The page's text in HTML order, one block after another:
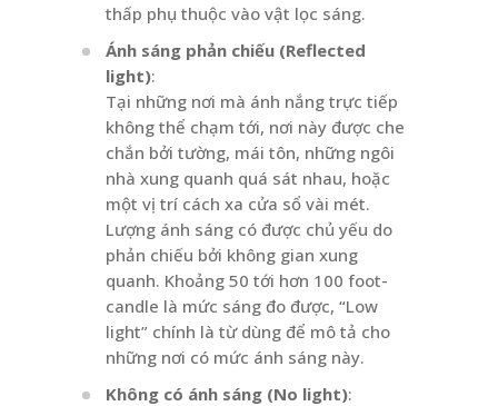
thấp phụ thuộc vào vật lọc sáng.
Ánh sáng phản chiếu (Reflected
light):
Tại những nơi mà ánh nắng trực tiếp
không thể chạm tới, nơi này được che
chắn bởi tường, mái tôn, những ngôi
nhà xung quanh quá sát nhau, hoặc
một vị trí cách xa cửa sổ vài mét.
Lượng ánh sáng có được chủ yếu do
phản chiếu bởi không gian xung
quanh. Khoảng 50 tới hơn 100 foot-
candle là mức sáng đo được, “Low
light” chính là từ dùng để mô tả cho
những nơi có mức ánh sáng này.
Không có ánh sáng (No light):